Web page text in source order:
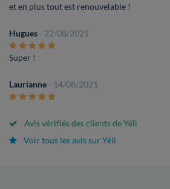
et en plus tout est renouvelable !
Hugues - 22/08/2021
Super !
Laurianne - 14/08/2021
Avis vérifiés des clients de Yéli
Voir tous les avis sur Yéli